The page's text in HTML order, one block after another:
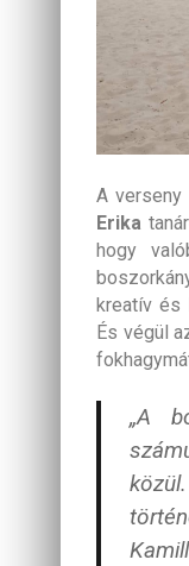
A
Erika
hogy
kreatív és
És végül
„A